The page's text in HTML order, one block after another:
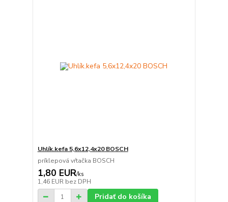
Uhlík.kefa 5,6x12,4x20 BOSCH
príklepová vŕtačka BOSCH
1,80 EUR/ks
1,46 EUR bez DPH
Pridať do košíka